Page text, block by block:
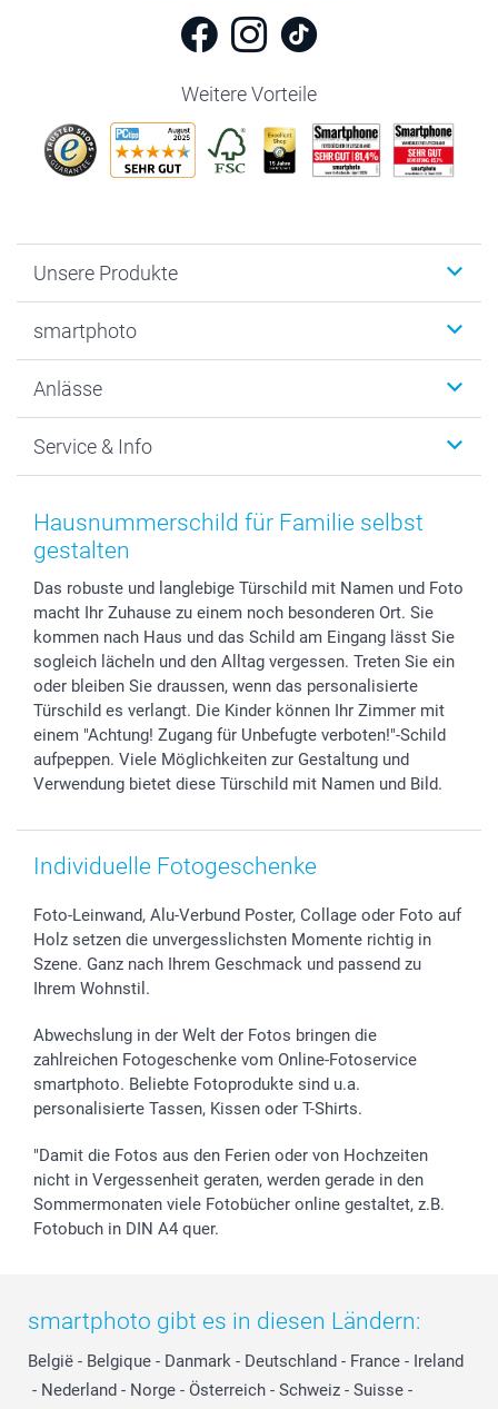
Weitere Vorteile
Unsere Produkte
Fotogeschenke
MyNameBook
Fotoabzüge, Fotos als Buch & Poster
Zubehör & Material
Foto-Kalender & Agenden
Geschenk-Gutscheine (PDF)
smartphoto
Warum smartphoto
Datenschutz
AGB
Impressum
Partnerprogramme
Investor Relations
B2B smartbusiness
Widerrufsrecht
Anlässe
Neujahr
Muttertag
Vatertag
Hochzeit
Geburtstag
Geburt
Zu allen Anlässen
Service & Info
Anmelden /Registrieren
Preise und Versandkosten
72h Lieferung
Zahlungsmöglichkeiten
Sitemap
Status der Bestellung
smartfriends
smartgarantie
smartbonus
Hausnummerschild für Familie selbst
gestalten
Das robuste und langlebige Türschild mit Namen und Foto
macht Ihr Zuhause zu einem noch besonderen Ort. Sie
kommen nach Haus und das Schild am Eingang lässt Sie
sogleich lächeln und den Alltag vergessen. Treten Sie ein
oder bleiben Sie draussen, wenn das personalisierte
Türschild es verlangt. Die Kinder können Ihr Zimmer mit
einem "Achtung! Zugang für Unbefugte verboten!"-Schild
aufpeppen. Viele Möglichkeiten zur Gestaltung und
Verwendung bietet diese Türschild mit Namen und Bild.
Individuelle Fotogeschenke
Foto-Leinwand, Alu-Verbund Poster, Collage oder Foto auf
Holz setzen die unvergesslichsten Momente richtig in
Szene. Ganz nach Ihrem Geschmack und passend zu
Ihrem Wohnstil.
Abwechslung in der Welt der Fotos bringen die
zahlreichen Fotogeschenke vom Online-Fotoservice
smartphoto. Beliebte Fotoprodukte sind u.a.
personalisierte Tassen, Kissen oder T-Shirts.
"Damit die Fotos aus den Ferien oder von Hochzeiten
nicht in Vergessenheit geraten, werden gerade in den
Sommermonaten viele Fotobücher online gestaltet, z.B.
Fotobuch in DIN A4 quer.
smartphoto gibt es in diesen Ländern:
België - Belgique - Danmark - Deutschland - France - Ireland
- Nederland - Norge - Österreich - Schweiz - Suisse -